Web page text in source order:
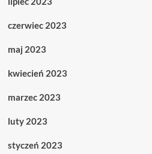
czerwiec 2023
maj 2023
kwiecień 2023
marzec 2023
luty 2023
styczeń 2023